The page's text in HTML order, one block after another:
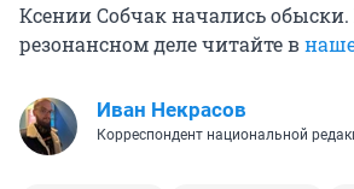
Ксении Собчак начались обыски.
резонансном деле читайте в
Иван Некрасов
Корреспондент национальной